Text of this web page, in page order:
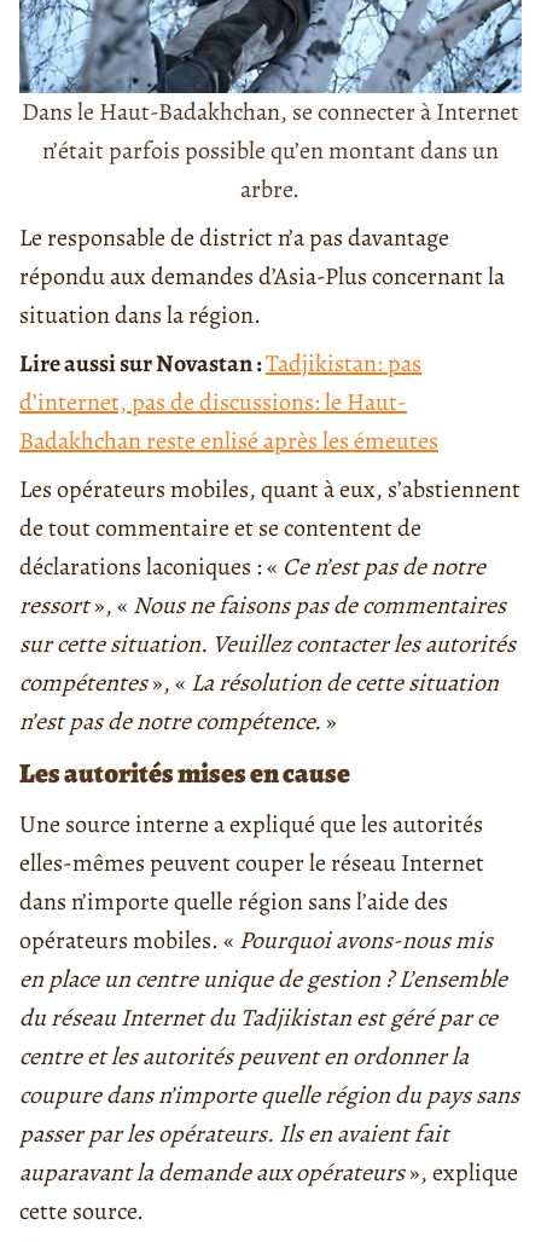
Dans le Haut-Badakhchan, se connecter à Internet
n’était parfois possible qu’en montant dans un
arbre.
Le responsable de district n’a pas davantage
répondu aux demandes d’Asia-Plus concernant la
situation dans la région.
Lire aussi sur Novastan :Tadjikistan: pas
d’internet, pas de discussions: le Haut-
Badakhchan reste enlisé après les émeutes
Les opérateurs mobiles, quant à eux, s’abstiennent
de tout commentaire et se contentent de
déclarations laconiques : « Ce n’est pas de notre
ressort», « Nous ne faisons pas de commentaires
sur cette situation. Veuillez contacter les autorités
compétentes», « La résolution de cette situation
n’est pas de notre compétence. »
Les autorités mises en cause
Une source interne a expliqué que les autorités
elles-mêmes peuvent couper le réseau Internet
dans n’importe quelle région sans l’aide des
opérateurs mobiles. « Pourquoi avons-nous mis
en place un centre unique de gestion ? L’ensemble
du réseau Internet du Tadjikistan est géré par ce
centre et les autorités peuvent en ordonner la
coupure dans n’importe quelle région du pays sans
passer par les opérateurs. Ils en avaient fait
auparavant la demande aux opérateurs», explique
cette source.